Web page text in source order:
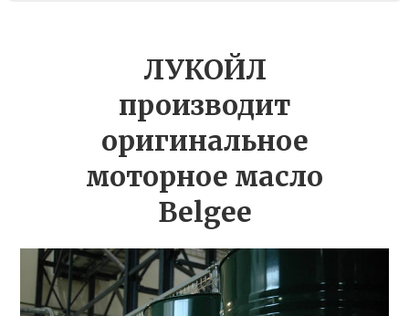
ЛУКОЙЛ
производит
оригинальное
моторное масло
Belgee